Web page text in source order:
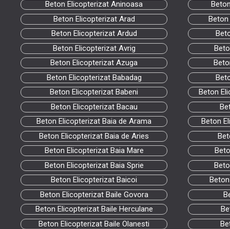
Beton Elicopterizat Aninoasa
Beton Elicopterizat Arad
Beton Elicopterizat Ardud
Beton Elicopterizat Avrig
Beton Elicopterizat Azuga
Beton Elicopterizat Babadag
Beton Elicopterizat Babeni
Beton Elicopterizat Bacau
Beton Elicopterizat Baia de Arama
Beton Elicopterizat Baia de Aries
Beton Elicopterizat Baia Mare
Beton Elicopterizat Baia Sprie
Beton Elicopterizat Baicoi
Beton Elicopterizat Baile Govora
Beton Elicopterizat Baile Herculane
Beton Elicopterizat Baile Olanesti
Beton
Beton